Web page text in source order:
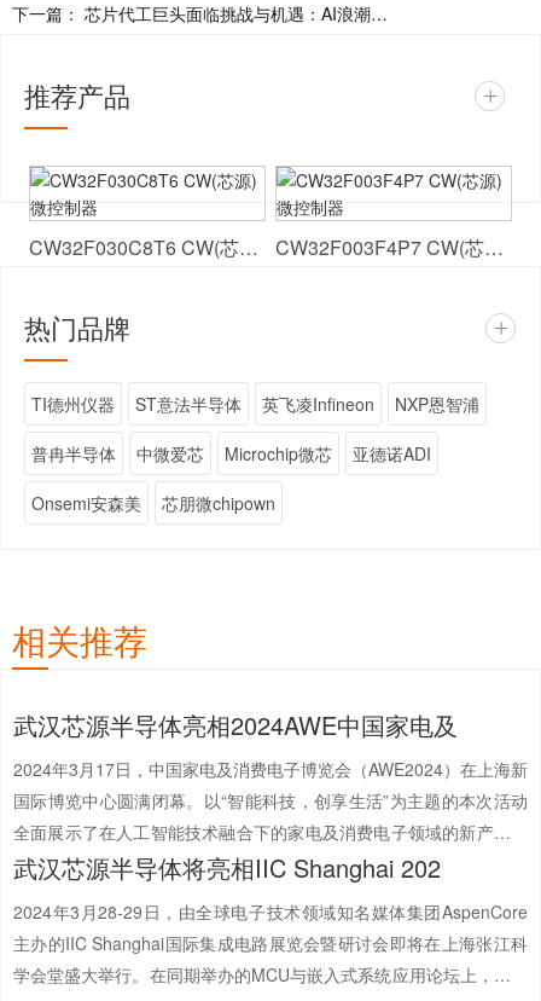
下一篇：
芯片代工巨头面临挑战与机遇：AI浪潮下全球芯片代工格局生变
推荐产品 +
CW32F030C8T6 CW(芯源) 微控制器 CW32F003F4P7 CW(芯源) 微控制器
热门品牌 +
TI德州仪器 ST意法半导体 英飞凌Infineon NXP恩智浦
普冉半导体 中微爱芯 Microchip微芯 亚德诺ADI
Onsemi安森美 芯朋微chipown
相关推荐
武汉芯源半导体亮相2024AWE中国家电及
2024年3月17日，中国家电及消费电子博览会（AWE2024）在上海新
国际博览中心圆满闭幕。以“智能科技，创享生活”为主题的本次活动
全面展示了在人工智能技术融合下的家电及消费电子领域的新产品、
新技术、新消费场景和新生活方式，为全球消费者呈现智慧生活的新
武汉芯源半导体将亮相IIC Shanghai 202
2024年3月28-29日，由全球电子技术领域知名媒体集团AspenCore
主办的IIC Shanghai国际集成电路展览会暨研讨会即将在上海张江科
学会堂盛大举行。在同期举办的MCU与嵌入式系统应用论坛上，武汉